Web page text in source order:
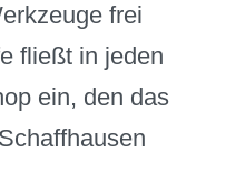
frei
fließt in jeden
ein, den das